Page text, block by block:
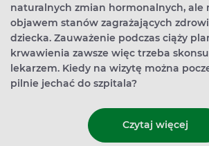
naturalnych zmian hormonalnych, ale
objawem stanów zagrażających
dziecka. Zauważenie podczas ciąży
krwawienia zawsze więc trzeba
lekarzem. Kiedy na wizytę można
pilnie jechać do szpitala?
Czytaj więcej